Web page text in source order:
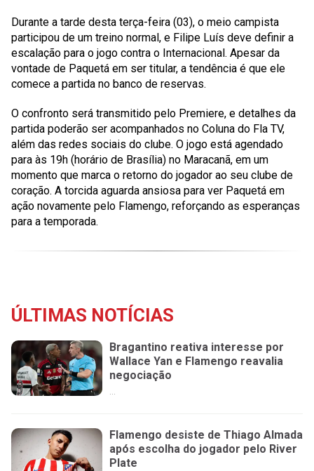
Durante a tarde desta terça-feira (03), o meio campista
participou de um treino normal, e Filipe Luís deve definir a
escalação para o jogo contra o Internacional. Apesar da
vontade de Paquetá em ser titular, a tendência é que ele
comece a partida no banco de reservas.
O confronto será transmitido pelo Premiere, e detalhes da
partida poderão ser acompanhados no Coluna do Fla TV,
além das redes sociais do clube. O jogo está agendado
para às 19h (horário de Brasília) no Maracanã, em um
momento que marca o retorno do jogador ao seu clube de
coração. A torcida aguarda ansiosa para ver Paquetá em
ação novamente pelo Flamengo, reforçando as esperanças
para a temporada.
ÚLTIMAS NOTÍCIAS
Bragantino reativa interesse por
Wallace Yan e Flamengo reavalia
negociação
...
Flamengo desiste de Thiago Almada
após escolha do jogador pelo River
Plate